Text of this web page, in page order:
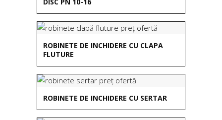
ROBINETE DE INCHIDERE CU CLAPA
FLUTURE
ROBINETE DE INCHIDERE CU SERTAR